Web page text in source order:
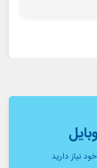
نیاز دارید